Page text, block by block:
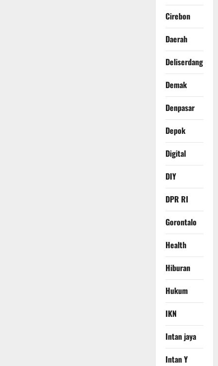
Cirebon
Daerah
Deliserdang
Demak
Denpasar
Depok
Digital
DIY
DPR RI
Gorontalo
Health
Hiburan
Hukum
IKN
Intan jaya
Intan Y